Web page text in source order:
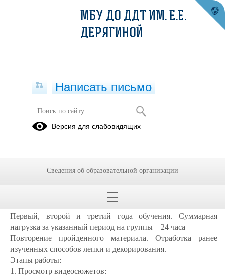
Задания 26.10-1.11.2020
(Художественная керамика Зверева
Первый, второй и третий года обучения. Суммарная
нагрузка за указанный период на группы – 24 часа
Повторение пройденного материала. Отработка ранее
изученных способов лепки и декорирования.
Этапы работы:
1. Просмотр видеосюжетов:
МБУ ДО ДДТ ИМ. Е.Е.
ДЕРЯГИНОЙ
Написать письмо
Версия для слабовидящих
Сведения об образовательной организации